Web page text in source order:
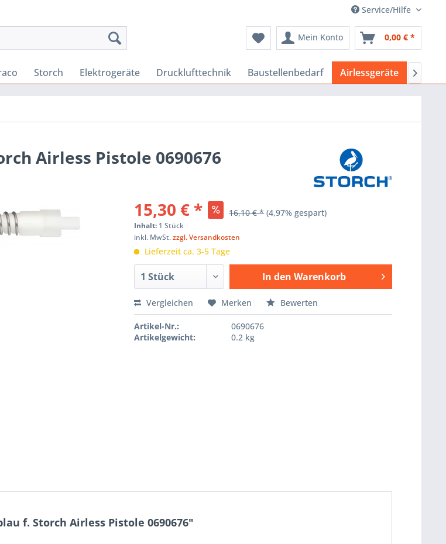
Service/Hilfe
Mein Konto 0,00 € *
Storch Elektrogeräte Drucklufttechnik Baustellenbedarf Airlessgeräte 
Airless Pistole 0690676
15,30 € * 16,10 € * (4,97% gespart)
Inhalt: 1 Stück
inkl. MwSt.zzgl. Versandkosten
Lieferzeit ca. 3-5 Tage
In den Warenkorb
Hinzugefügt
Vergleichen Merken Bewerten
Artikel-Nr.:
0690676
Artikelgewicht:
0.2 kg
f. Storch Airless Pistole 0690676"